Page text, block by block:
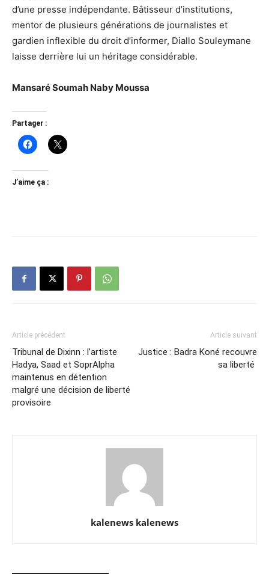
d’une presse indépendante. Bâtisseur d’institutions,
mentor de plusieurs générations de journalistes et
gardien inflexible du droit d’informer, Diallo Souleymane
laisse derrière lui un héritage considérable.
Mansaré Soumah Naby Moussa
Partager :
J’aime ça :
Article précédent
Tribunal de Dixinn : l’artiste
Hadya, Saad et SoprAlpha
maintenus en détention
malgré une décision de liberté
provisoire
Article suivant
Justice : Badra Koné recouvre
sa liberté
kalenews kalenews